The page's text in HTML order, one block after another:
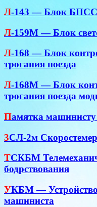
Л-143 — Блок БПСС
Л-159М — Блок
Л-168 — Блок
трогания поезда
Л-168М — Блок
трогания поезда
Памятка
3СЛ-2м Скоростемер
ТСКБМ
бодрствования
УКБМ — Устройство
машиниста